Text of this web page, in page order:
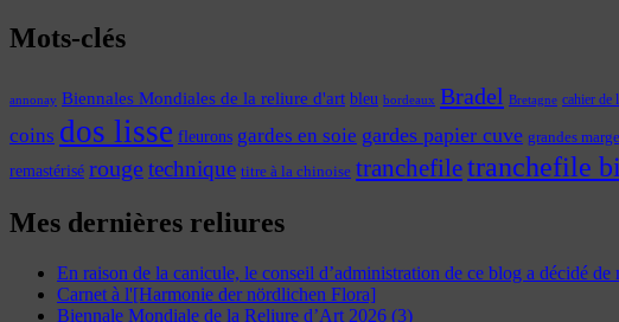
Mots-clés
annonay Biennales Mondiales de la reliure d'art bleu bordeaux Bradel Bretagne cahier de
coins dos lisse fleurons gardes en soie gardes papier cuve grandes
remastérisé rougetechnique titre à la chinoise tranchefiletranchefile
Mes dernières reliures
En raison de la canicule, le conseil d’administration de ce blog a décidé
Carnet à l'[Harmonie der nördlichen Flora]
Biennale Mondiale de la Reliure d’Art 2026 (3)